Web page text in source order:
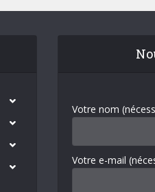
Votre nom
Votre e-mail